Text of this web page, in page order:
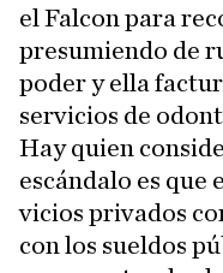
el Falcon para
presumiendo de
poder y ella
servicios de
Hay quien
escándalo es que
vicios privados
con los sueldos